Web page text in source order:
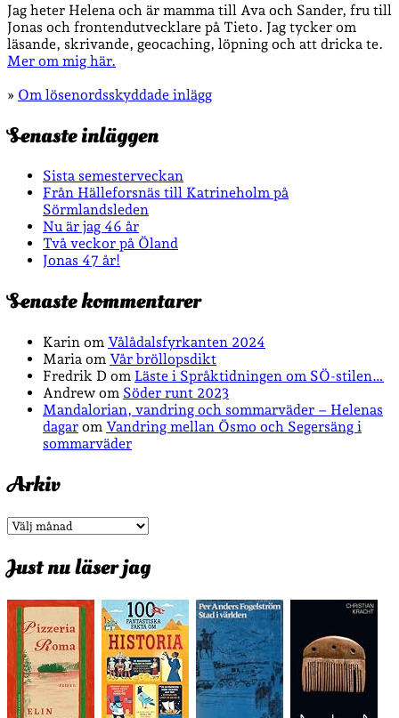
Jag heter Helena och är mamma till Ava och Sander, fru till
Jonas och frontendutvecklare på Tieto. Jag tycker om
läsande, skrivande, geocaching, löpning och att dricka te.
Mer om mig här.
» Om lösenordsskyddade inlägg
Senaste inläggen
Sista semesterveckan
Från Hälleforsnäs till Katrineholm på
Sörmlandsleden
Nu är jag 46 år
Två veckor på Öland
Jonas 47 år!
Senaste kommentarer
Karin om Vålådalsfyrkanten 2024
Maria om Vår bröllopsdikt
Fredrik D om Läste i Språktidningen om SÖ-stilen…
Andrew om Söder runt 2023
Mandalorian, vandring och sommarväder – Helenas
dagar om Vandring mellan Ösmo och Segersäng i
sommarväder
Arkiv
Arkiv
Just nu läser jag